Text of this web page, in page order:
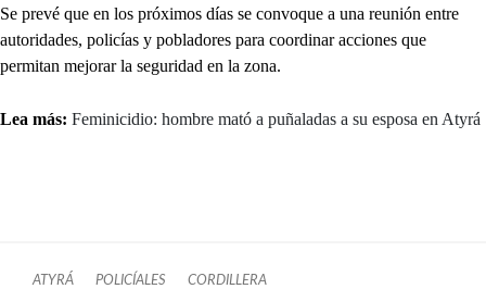
Se prevé que en los próximos días se convoque a una reunión entre
autoridades, policías y pobladores para coordinar acciones que
permitan mejorar la seguridad en la zona.
Lea más: Feminicidio: hombre mató a puñaladas a su esposa en Atyrá
ATYRÁ POLICÍALES CORDILLERA